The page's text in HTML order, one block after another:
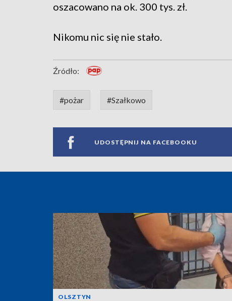
oszacowano na ok. 300 tys. zł.
Nikomu nic się nie stało.
Źródło:
#pożar #Szałkowo
UDOSTĘPNIJ NA FACEBOOKU
OLSZTYN